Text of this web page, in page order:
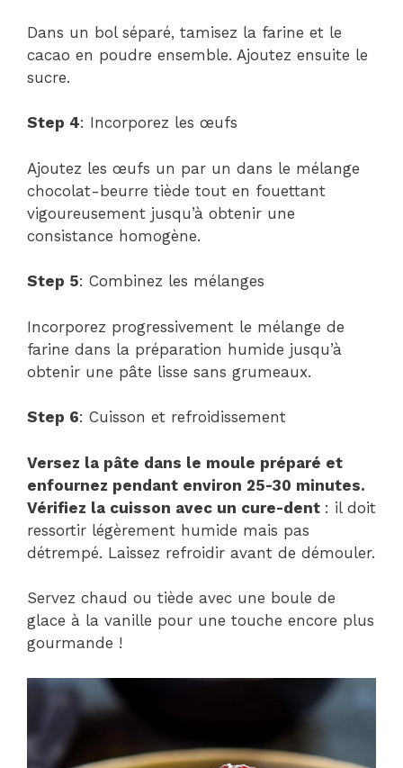
Dans un bol séparé, tamisez la farine et le
cacao en poudre ensemble. Ajoutez ensuite le
sucre.
Step 4: Incorporez les œufs
Ajoutez les œufs un par un dans le mélange
chocolat-beurre tiède tout en fouettant
vigoureusement jusqu’à obtenir une
consistance homogène.
Step 5: Combinez les mélanges
Incorporez progressivement le mélange de
farine dans la préparation humide jusqu’à
obtenir une pâte lisse sans grumeaux.
Step 6: Cuisson et refroidissement
Versez la pâte dans le moule préparé et
enfournez pendant environ 25-30 minutes.
Vérifiez la cuisson avec un cure-dent : il doit
ressortir légèrement humide mais pas
détrempé. Laissez refroidir avant de démouler.
Servez chaud ou tiède avec une boule de
glace à la vanille pour une touche encore plus
gourmande !